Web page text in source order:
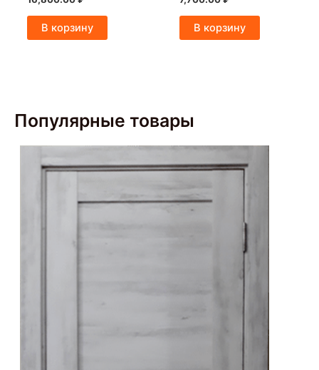
В корзину В корзину
Популярные товары